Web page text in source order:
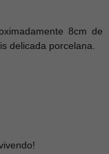
8cm de
delicada porcelana.